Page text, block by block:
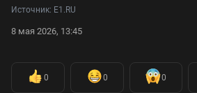
Источник: E1.RU
8 мая 2026, 13:45
0 0 0